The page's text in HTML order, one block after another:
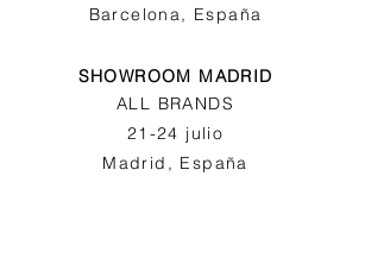
Barcelona, España
SHOWROOM MADRID
ALL BRANDS
21-24 julio
Madrid, España